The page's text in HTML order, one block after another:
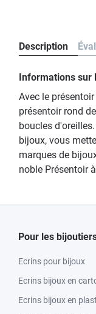
Description
Informations sur
Avec le
présentoir rond
boucles
bijoux, vous
marques de
noble Présentoir
Pour les
Ecrins pour bijoux
Ecrins bijoux en
Ecrins bijoux en